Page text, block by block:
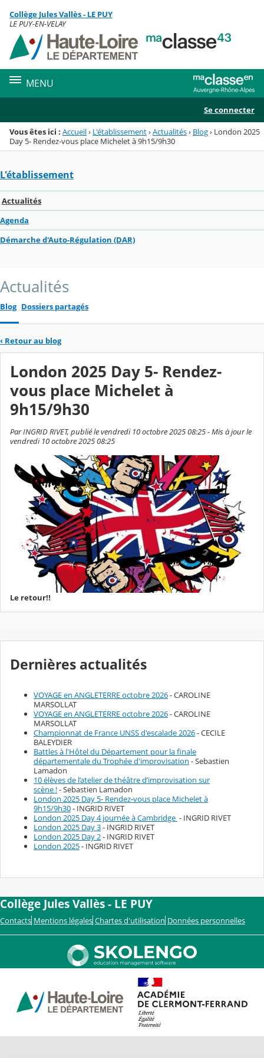
Menu de la rubrique
Contenu
Collège Jules Vallès - LE PUY
LE PUY-EN-VELAY
MENU
Se connecter
Vous êtes ici : Accueil› L'établissement›Actualités› Blog› London 2025
Day 5- Rendez-vous place Michelet à 9h15/9h30
L'établissement
Actualités
Agenda
Démarche d'Auto-Régulation (DAR)
Actualités
Blog Dossiers partagés
‹ Retour au blog
London 2025 Day 5- Rendez-
vous place Michelet à
9h15/9h30
Par INGRID RIVET, publié le vendredi 10 octobre 2025 08:25 - Mis à jour le
vendredi 10 octobre 2025 08:25
Le retour!!
Dernières actualités
VOYAGE en ANGLETERRE octobre 2026- CAROLINE
MARSOLLAT
VOYAGE en ANGLETERRE octobre 2026- CAROLINE
MARSOLLAT
Championnat de France UNSS d'escalade 2026- CECILE
BALEYDIER
Battles à l'Hôtel du Département pour la finale
départementale du Trophée d'improvisation - Sebastien
Lamadon
10 élèves de l’atelier de théâtre d’improvisation sur
scène !- Sebastien Lamadon
London 2025 Day 5- Rendez-vous place Michelet à
9h15/9h30- INGRID RIVET
London 2025 Day 4 journée à Cambridge - INGRID RIVET
London 2025 Day 3- INGRID RIVET
London 2025 Day 2- INGRID RIVET
London 2025- INGRID RIVET
Collège Jules Vallès - LE PUY
Contacts Mentions légales Chartes d'utilisation Données personnelles